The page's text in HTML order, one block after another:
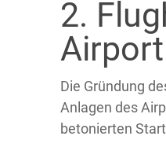
2.
Die Gründung
Anlagen des
betonierten